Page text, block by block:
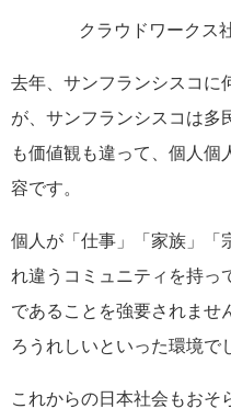
クラウドワークス
去年、サンフランシスコに
が、サンフランシスコは多
も価値観も違って、個人
容です。
個人が「仕事」「家族」「
れ違うコミュニティを持っ
であることを強要されませ
ろうれしいといった環境で
これからの日本社会もおそ